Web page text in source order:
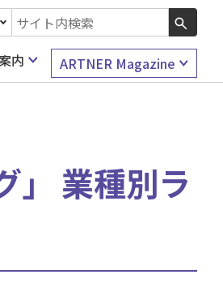
を選択
検索キーワード入力
内 ARTNER Magazine
」 業種別ラ